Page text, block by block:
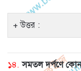
উত্তর :
১৪. সমতল দর্পণে